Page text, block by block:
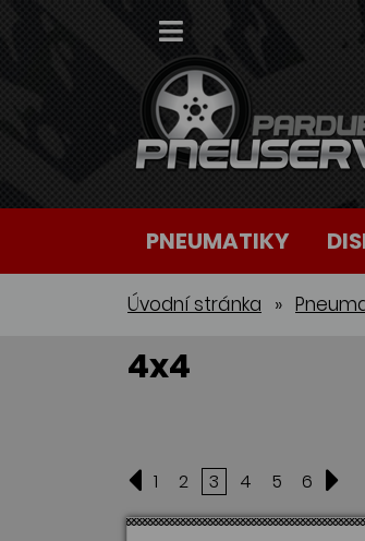
PNEUMATIKY
Úvodní stránka »
4x4
1 2 3 4 5 6